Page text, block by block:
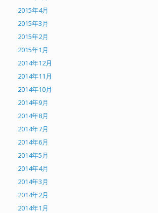
2015年4月
2015年3月
2015年2月
2015年1月
2014年12月
2014年11月
2014年10月
2014年9月
2014年8月
2014年7月
2014年6月
2014年5月
2014年4月
2014年3月
2014年2月
2014年1月